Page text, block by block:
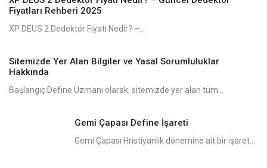
Fiyatları Rehberi 2025
XP DEUS 2 Dedektör Fiyatı Nedir? –...
Sitemizde Yer Alan Bilgiler ve Yasal Sorumluluklar
Hakkında
Başlangıç:Define Uzmanı olarak, sitemizde yer alan tüm...
Gemi Çapası Define İşareti
Gemi Çapası Hristiyanlık dönemine ait bir işaret...